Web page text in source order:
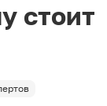
стоит